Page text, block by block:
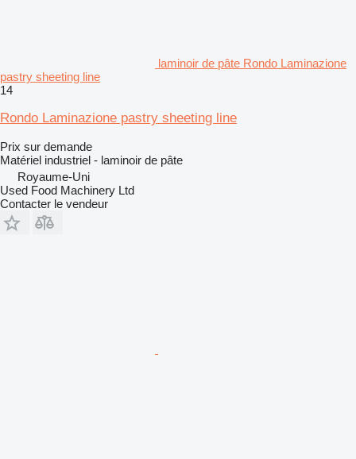
laminoir de pâte Rondo Laminazione
pastry sheeting line
14
Rondo Laminazione pastry sheeting line
Prix sur demande
Matériel industriel - laminoir de pâte
Royaume-Uni
Used Food Machinery Ltd
Contacter le vendeur